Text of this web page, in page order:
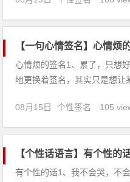
生花已凋，花叶两不见，生生
花，美丽而忧伤。每个人，
【一句心情签名】心情烦
心情烦的签名1、累了，只想
地更换着签名，其实只是想让
有的记忆，堆积在心里，是谁
在，是为了证明悲伤不是一
08月15日 个性签名 105
【个性话语言】有个性的
有个性的话1、我不会哭，不